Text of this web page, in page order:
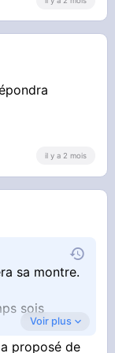
je me
en chaleur
il y a 2 mois
sa montre.
sois
Voir plus
proposé de